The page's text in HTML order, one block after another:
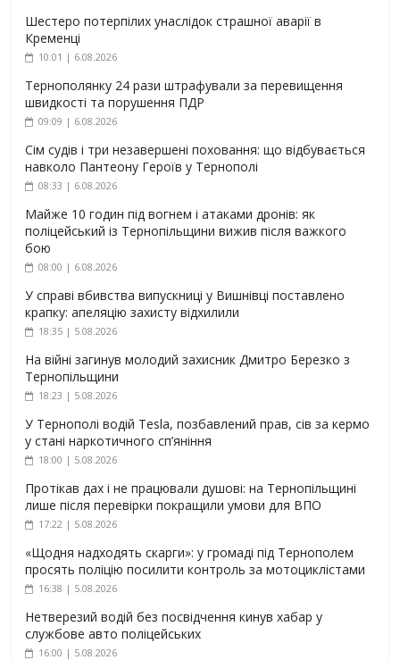
Шестеро потерпілих унаслідок страшної аварії в
Кременці
10:01 | 6.08.2026
Тернополянку 24 рази штрафували за перевищення
швидкості та порушення ПДР
09:09 | 6.08.2026
Сім судів і три незавершені поховання: що відбувається
навколо Пантеону Героїв у Тернополі
08:33 | 6.08.2026
Майже 10 годин під вогнем і атаками дронів: як
поліцейський із Тернопільщини вижив після важкого
бою
08:00 | 6.08.2026
У справі вбивства випускниці у Вишнівці поставлено
крапку: апеляцію захисту відхилили
18:35 | 5.08.2026
На війні загинув молодий захисник Дмитро Березко з
Тернопільщини
18:23 | 5.08.2026
У Тернополі водій Tesla, позбавлений прав, сів за кермо
у стані наркотичного сп’яніння
18:00 | 5.08.2026
Протікав дах і не працювали душові: на Тернопільщині
лише після перевірки покращили умови для ВПО
17:22 | 5.08.2026
«Щодня надходять скарги»: у громаді під Тернополем
просять поліцію посилити контроль за мотоциклістами
16:38 | 5.08.2026
Нетверезий водій без посвідчення кинув хабар у
службове авто поліцейських
16:00 | 5.08.2026